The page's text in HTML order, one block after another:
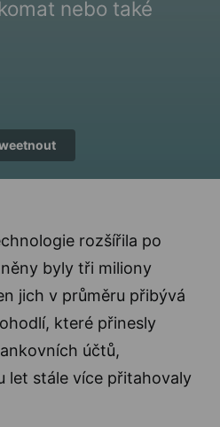
nebo také
rozšířila po
byly tři miliony
jich v průměru přibývá
které přinesly
účtů,
let stále více přitahovaly